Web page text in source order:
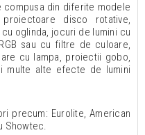
din diferite modele
disco rotative,
oglinda, jocuri de lumini cu
sau cu filtre de culoare,
cu lampa, proiectii gobo,
multe alte efecte de lumini
precum: Eurolite, American
Showtec.